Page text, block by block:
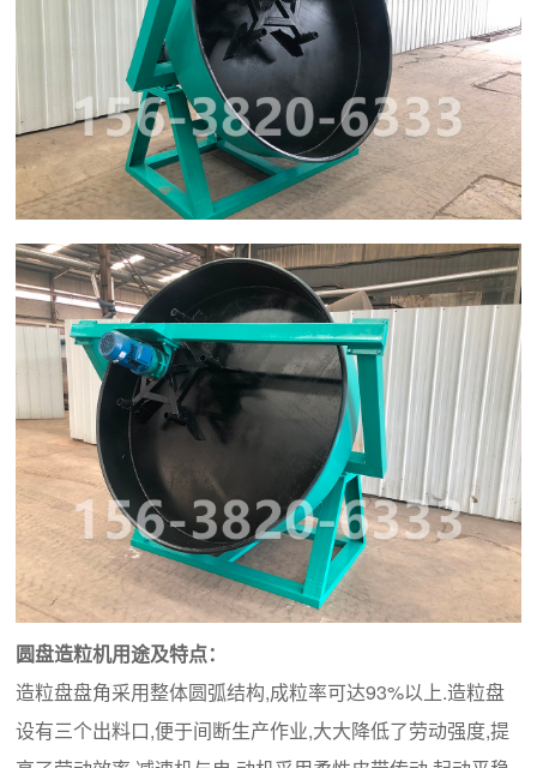
圆盘造粒机用途及特点：
造粒盘盘角采用整体圆弧结构,成粒率可达93%以上.造粒盘
设有三个出料口,便于间断生产作业,大大降低了劳动强度,提